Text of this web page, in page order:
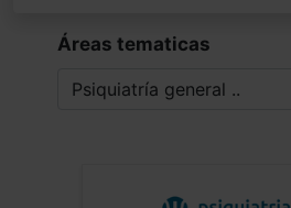
Áreas tematicas